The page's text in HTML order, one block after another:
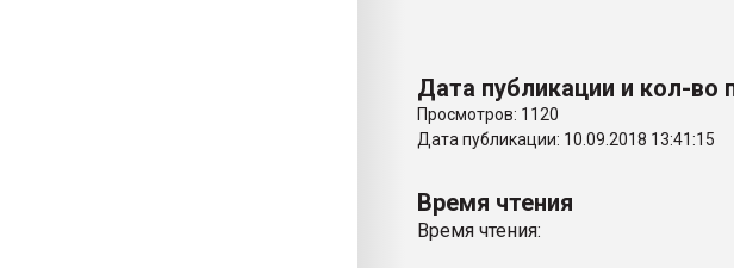
Дата публикации и кол-во
Просмотров: 1120
Дата публикации: 10.09.2018 13:41:15
Время чтения
Время чтения: